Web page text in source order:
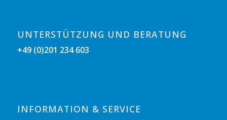
UNTERSTÜTZUNG UND BERATUNG
+49 (0)201 234 603
INFORMATION & SERVICE